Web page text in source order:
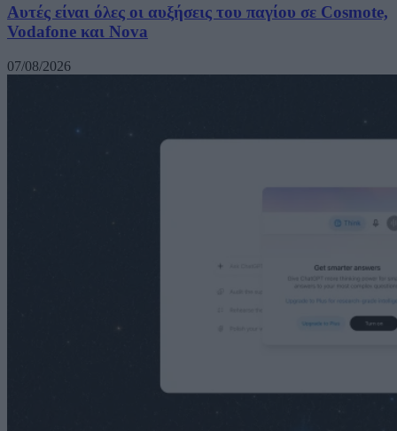
Αυτές είναι όλες οι αυξήσεις του παγίου σε Cosmote,
Vodafone και Nova
07/08/2026